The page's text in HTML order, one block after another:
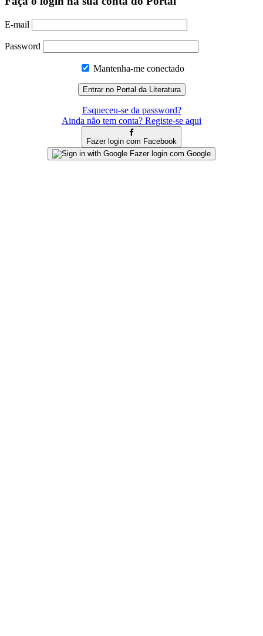
E-mail
Password
Mantenha-me conectado
Esqueceu-se da password?
Ainda não tem conta? Registe-se aqui
Fazer login com Facebook
Fazer login com Google